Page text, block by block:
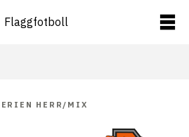
Flaggfotboll
HERR/MIX